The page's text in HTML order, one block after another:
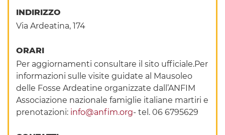
INDIRIZZO
Via Ardeatina, 174
ORARI
Per aggiornamenti consultare il sito ufficiale.Per
informazioni sulle visite guidate al Mausoleo
delle Fosse Ardeatine organizzate dall’ANFIM
Associazione nazionale famiglie italiane martiri e
prenotazioni: info@anfim.org- tel. 06 6795629